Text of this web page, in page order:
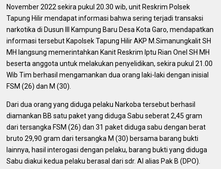
November 2022 sekira pukul 20.30 wib, unit Reskrim Polsek
Tapung Hilir mendapat informasi bahwa sering terjadi transaksi
narkotika di Dusun III Kampung Baru Desa Kota Garo, mendapatkan
informasi tersebut Kapolsek Tapung Hilir AKP M.Simanungkalit SH
MH langsung memerintahkan Kanit Reskrim Iptu Rian Onel SH MH
beserta anggota untuk melakukan penyelidikan, sekira pukul 21.00
Wib Tim berhasil mengamankan dua orang laki-laki dengan inisial
FSM (26) dan M (30).
Dari dua orang yang diduga pelaku Narkoba tersebut berhasil
diamankan BB satu paket yang diduga Sabu seberat 2,45 gram
dari tersangka FSM (26) dan 31 paket diduga sabu dengan berat
bruto 29,90 gram dari tersangka M (30) bersama barang bukti
lainnya, hasil interogasi dengan pelaku, barang bukti yang diduga
Sabu diakui kedua pelaku berasal dari sdr. Al alias Pak B (DPO).